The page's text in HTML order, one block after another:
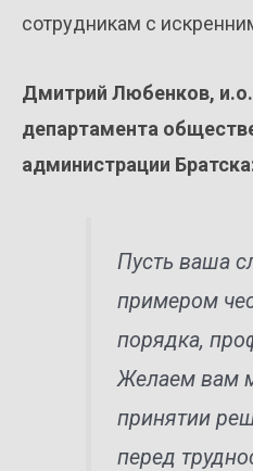
сотрудникам с
Дмитрий Любенков,
департамента
администрации
Пусть ваша
примером
порядка,
Желаем вам
принятии
перед